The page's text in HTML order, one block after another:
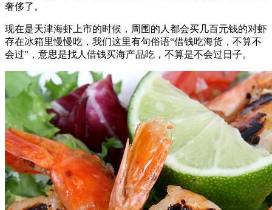
奢侈了。
现在是天津海虾上市的时候，周围的人都会买几百元钱的对虾
存在冰箱里慢慢吃，我们这里有句俗语“借钱吃海货，不算不
会过”，意思是找人借钱买海产品吃，不算是不会过日子。